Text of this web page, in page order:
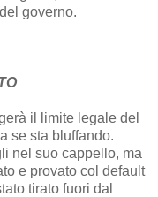
governo.
il limite legale del
se sta bluffando.
nel suo cappello, ma
e provato col default
tirato fuori dal